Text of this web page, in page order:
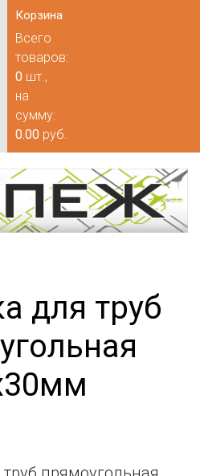
Корзина
Всего
товаров:
0 шт.,
на
сумму:
0.00 руб.
для труб